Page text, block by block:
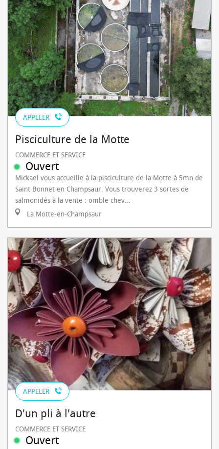
APPELER
Pisciculture de la Motte
COMMERCE ET SERVICE
Ouvert
Mickael vous accueille à la pisciculture de la Motte à 5mn de
Saint Bonnet en Champsaur. Vous trouverez 3 sortes de
salmonidés à la vente : omble chev...
La Motte-en-Champsaur
APPELER
D'un pli à l'autre
COMMERCE ET SERVICE
Ouvert